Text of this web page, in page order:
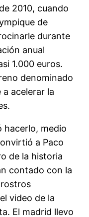
2010, cuando
de
durante
anual
1.000 euros.
denominado
acelerar la
hacerlo, medio
a Paco
de la historia
contado con la
video de la
El madrid llevo